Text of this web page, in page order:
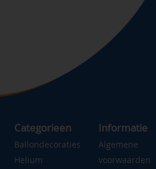
Categorieen
Ballondecoraties
Helium
Informatie
Algemene
voorwaarden